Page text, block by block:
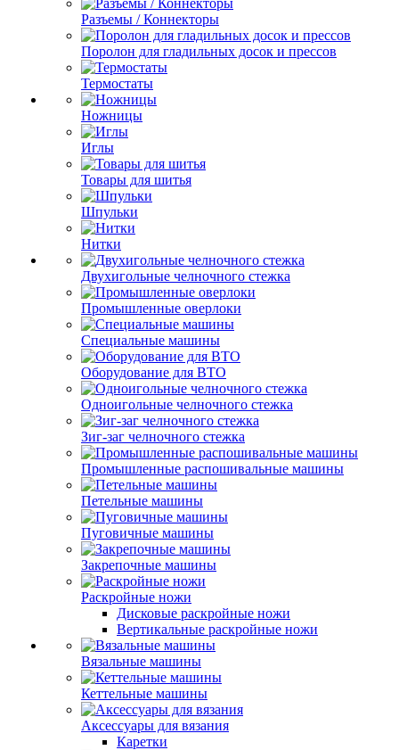
Разъемы / Коннекторы
Поролон для гладильных досок и прессов
Термостаты
Ножницы
Иглы
Товары для шитья
Шпульки
Нитки
Двухигольные челночного стежка
Промышленные оверлоки
Специальные машины
Оборудование для ВТО
Одноигольные челночного стежка
Зиг-заг челночного стежка
Промышленные распошивальные машины
Петельные машины
Пуговичные машины
Закрепочные машины
Раскройные ножи
Дисковые раскройные ножи
Вертикальные раскройные ножи
Вязальные машины
Кеттельные машины
Аксессуары для вязания
Каретки